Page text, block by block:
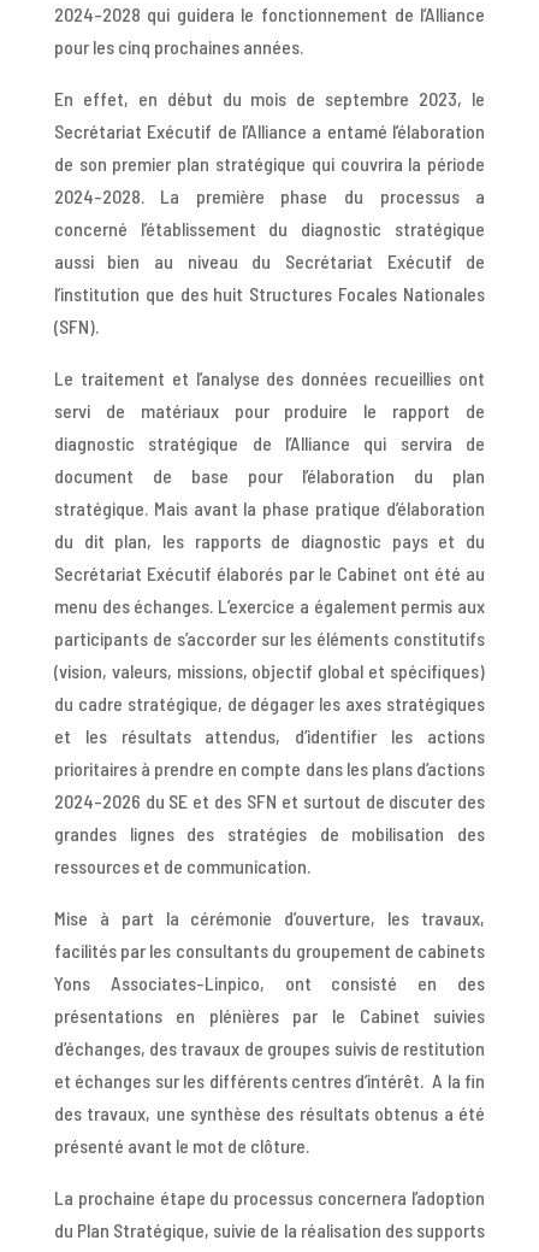
2024-2028 qui guidera le fonctionnement de l’Alliance
pour les cinq prochaines années.
En effet, en début du mois de septembre 2023, le
Secrétariat Exécutif de l’Alliance a entamé l’élaboration
de son premier plan stratégique qui couvrira la période
2024-2028. La première phase du processus a
concerné l’établissement du diagnostic stratégique
aussi bien au niveau du Secrétariat Exécutif de
l’institution que des huit Structures Focales Nationales
(SFN).
Le traitement et l’analyse des données recueillies ont
servi de matériaux pour produire le rapport de
diagnostic stratégique de l’Alliance qui servira de
document de base pour l’élaboration du plan
stratégique. Mais avant la phase pratique d’élaboration
du dit plan, les rapports de diagnostic pays et du
Secrétariat Exécutif élaborés par le Cabinet ont été au
menu des échanges. L’exercice a également permis aux
participants de s’accorder sur les éléments constitutifs
(vision, valeurs, missions, objectif global et spécifiques)
du cadre stratégique, de dégager les axes stratégiques
et les résultats attendus, d’identifier les actions
prioritaires à prendre en compte dans les plans d’actions
2024-2026 du SE et des SFN et surtout de discuter des
grandes lignes des stratégies de mobilisation des
ressources et de communication.
Mise à part la cérémonie d’ouverture, les travaux,
facilités par les consultants du groupement de cabinets
Yons Associates-Linpico, ont consisté en des
présentations en plénières par le Cabinet suivies
d’échanges, des travaux de groupes suivis de restitution
et échanges sur les différents centres d’intérêt. A la fin
des travaux, une synthèse des résultats obtenus a été
présenté avant le mot de clôture.
La prochaine étape du processus concernera l’adoption
du Plan Stratégique, suivie de la réalisation des supports